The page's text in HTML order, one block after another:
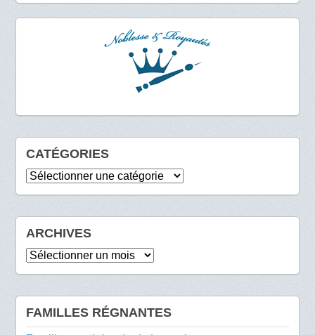
CATÉGORIES
Catégories
ARCHIVES
Archives
FAMILLES RÉGNANTES